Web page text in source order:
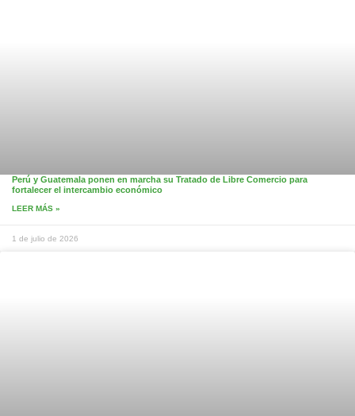
Perú y Guatemala ponen en marcha su Tratado de Libre Comercio para
fortalecer el intercambio económico
LEER MÁS »
1 de julio de 2026